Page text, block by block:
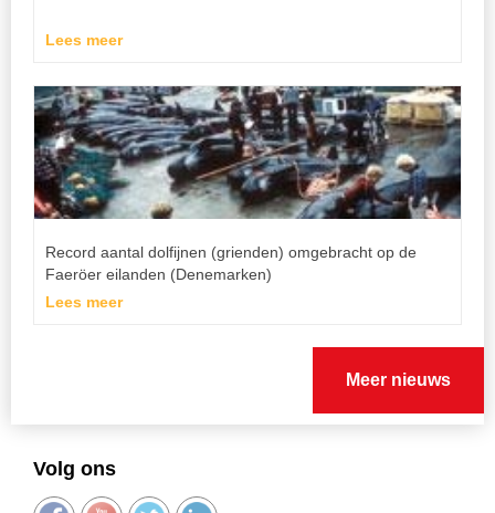
Lees meer
Record aantal dolfijnen (grienden) omgebracht op de
Faeröer eilanden (Denemarken)
Lees meer
Meer nieuws
Volg ons